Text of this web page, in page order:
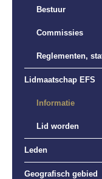
Lidmaatschap
Informatie
Lid worden
Bestuur
Commissies
Reglementen,
Lidmaatschap EFS
Informatie
Lid worden
Leden
Geografisch gebied